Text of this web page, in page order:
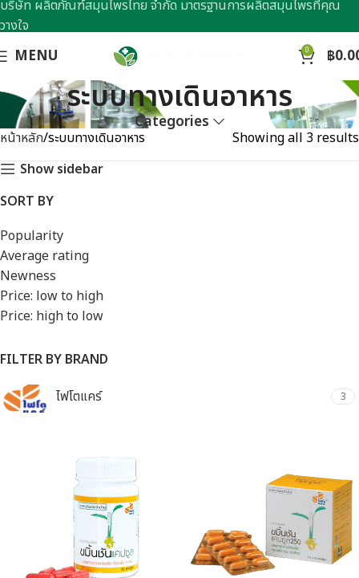
MENU 0 ฿
ระบบทางเดินอาหาร
Categories
หน้าหลัก ระบบทางเดินอาหาร
Showing all 3 results
Show sidebar
SORT BY
Popularity
Average rating
Newness
Price: low to high
Price: high to low
FILTER BY BRAND
ไฟโตแคร์
3
บริษัท ผลิตภัณฑ์สมุนไพรไทย จำกัด มาตรฐานการผลิตสมุนไพรที่คุณ
วางใจ